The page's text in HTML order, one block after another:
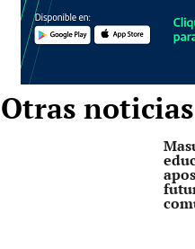
Otras noticias